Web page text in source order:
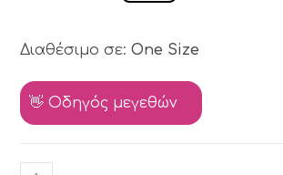
Διαθέσιμο σε:One Size
👋 Οδηγός μεγεθών